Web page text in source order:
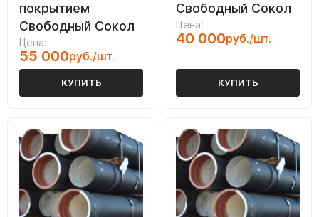
покрытием
Свободный Сокол
Цена:
55 000руб./шт.
КУПИТЬ
Свободный Сокол
Цена:
40 000руб./шт.
КУПИТЬ